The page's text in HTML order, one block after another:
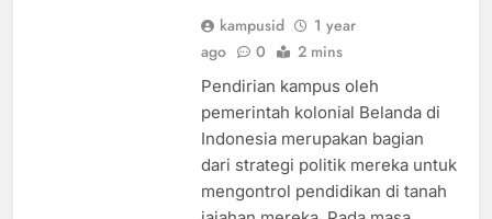
kampusid
1 year
ago
0 2 mins
Pendirian kampus oleh
pemerintah kolonial Belanda di
Indonesia merupakan bagian
dari strategi politik mereka untuk
mengontrol pendidikan di tanah